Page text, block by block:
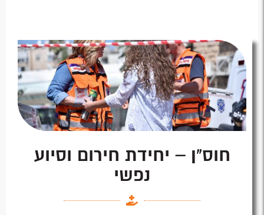
חוס"ן – יחידת חירום וסיוע
נפשי